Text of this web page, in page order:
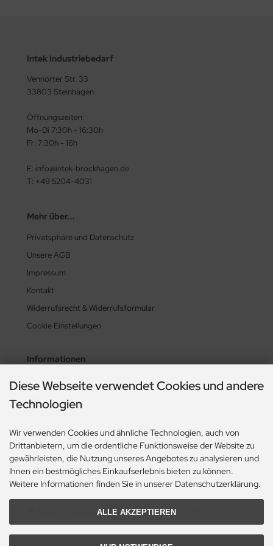
Intek Industriebedarf
Vennorter Str. 33
33803 Steinhagen
Öffnungszeiten:
Mo-Di 7:30h - 16:30h
Fr: 7:30h - 16h
E: info@intek-brockhagen.de
T: +49 5204-4031
Mehr über...
Privatsphäre und Datenschutz
Unsere AGB
Impressum
Kontakt
Widerrufsrecht & Widerrufsformular
Cookie Einstellungen
Informationen
Zahlung & Versand
Lieferzeit & Lieferbedingungen
Historie? Fehlanzeige!
Aktionsheft Sommer 2026
Zahlungsmethoden
Diese Webseite verwendet Cookies und andere
Technologien
Wir verwenden Cookies und ähnliche Technologien, auch von
Drittanbietern, um die ordentliche Funktionsweise der Website zu
gewährleisten, die Nutzung unseres Angebotes zu analysieren und
Ihnen ein bestmögliches Einkaufserlebnis bieten zu können.
Weitere Informationen finden Sie in unserer Datenschutzerklärung.
ALLE AKZEPTIEREN